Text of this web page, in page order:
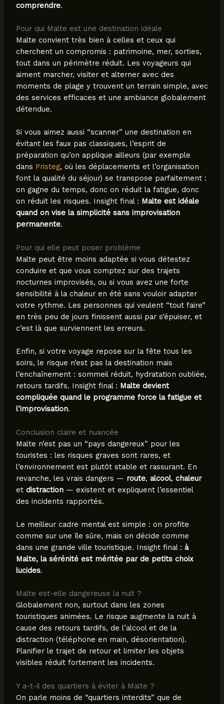
comprendre.
Pour qui Malte est une destination idéale
Malte convient très bien à celles et ceux qui
cherchent un compromis : patrimoine, mer, sorties,
tout dans un périmètre réduit. Les voyageurs qui
aiment marcher, visiter et alterner avec des
moments de plage y trouvent un terrain simple, avec
des services efficaces et une ambiance globalement
détendue.
Si vous aimez aussi “scanner” une destination en
évitant les faux pas classiques, l’esprit de
préparation qu’on applique ailleurs (par exemple
dans Pristeg, où les déplacements et l’organisation
font la qualité du séjour) se transpose parfaitement :
on gagne du temps, donc on réduit la fatigue, donc
on réduit les risques. Insight final : Malte est idéale
quand on vise la simplicité sans improvisation
permanente.
Pour qui elle peut poser problème
Malte peut être moins adaptée si vous détestez
conduire et que vous comptez sur des trajets
nocturnes improvisés, ou si vous avez une forte
sensibilité à la chaleur en été sans vouloir adapter
votre rythme. Les personnes qui veulent “tout faire”
en très peu de jours finissent aussi par s’épuiser, et
c’est là que surviennent les erreurs.
Enfin, si votre voyage repose sur la fête tous les
soirs, le risque n’est pas la destination mais
l’enchaînement : sommeil réduit, hydratation oubliée,
retours tardifs. Insight final : Malte devient
compliquée quand le programme force la fatigue et
l’improvisation.
Conclusion claire et nuancée
Malte n’est pas un “pays dangereux” pour les
touristes : les risques graves sont rares, et
l’environnement est plutôt stable et rassurant. En
revanche, les vrais dangers — route, alcool, chaleur
et distraction— existent et expliquent l’essentiel
des incidents rapportés.
Le meilleur cadre mental est simple : on profite
comme sur une île sûre, mais on décide comme
dans une grande ville touristique. Insight final : à
Malte, la sérénité est méritée par de petits choix
lucides.
Malte est-elle dangereuse la nuit ?
Globalement non, surtout dans les zones
touristiques animées. Le risque augmente la nuit à
cause des retours tardifs, de l’alcool et de la
distraction (téléphone en main, désorientation).
Planifier le trajet de retour et limiter les objets
visibles réduit fortement les incidents.
Y a-t-il des quartiers à éviter à Malte ?
On parle moins de “quartiers interdits” que de